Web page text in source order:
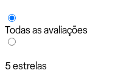
Todas as avaliações
5 estrelas